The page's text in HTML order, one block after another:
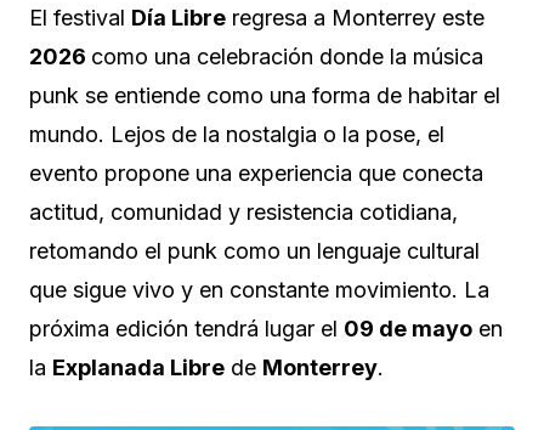
El festival Día Libre regresa a Monterrey este
2026 como una celebración donde la música
punk se entiende como una forma de habitar el
mundo. Lejos de la nostalgia o la pose, el
evento propone una experiencia que conecta
actitud, comunidad y resistencia cotidiana,
retomando el punk como un lenguaje cultural
que sigue vivo y en constante movimiento. La
próxima edición tendrá lugar el 09 de mayo en
la Explanada Libre de Monterrey.